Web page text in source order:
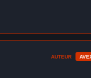
AUTEUR